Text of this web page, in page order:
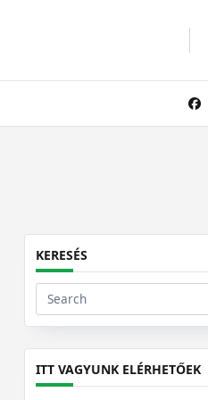
KERESÉS
Search
for:
ITT VAGYUNK ELÉRHETŐEK